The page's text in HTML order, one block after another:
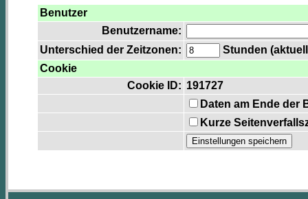
Benutzer
Benutzername:
Unterschied der Zeitzonen:
Stunden
Cookie
Cookie ID: 191727
Daten am Ende der
Kurze